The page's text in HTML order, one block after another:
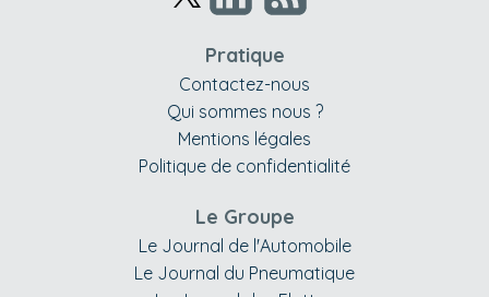
Pratique
Contactez-nous
Qui sommes nous ?
Mentions légales
Politique de confidentialité
Le Groupe
Le Journal de l'Automobile
Le Journal du Pneumatique